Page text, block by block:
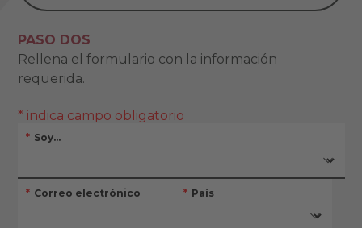
PASO DOS
Rellena el formulario con la información
requerida.